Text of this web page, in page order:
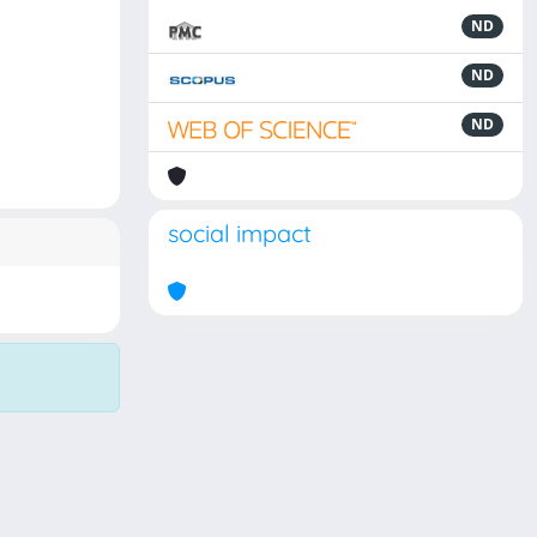
ND
ND
ND
social impact